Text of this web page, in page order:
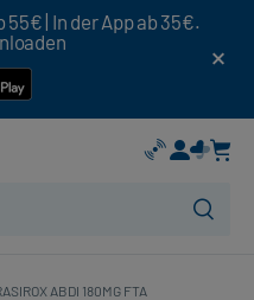
| In der App ab 35€.
ABDI 180MG FTA